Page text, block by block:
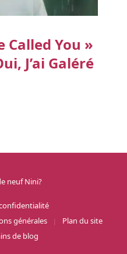
Called You »
J’ai Galéré
neuf Nini?
générales
Plan du site
de blog